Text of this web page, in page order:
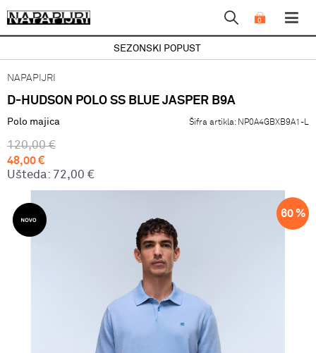
0
SEZONSKI POPUST
NAPAPIJRI
D-HUDSON POLO SS BLUE JASPER B9A
Polo majica Šifra artikla: NP0A4GBXB9A1-L
120,00 €
48,00€
Ušteda: 72,00 €
60 %